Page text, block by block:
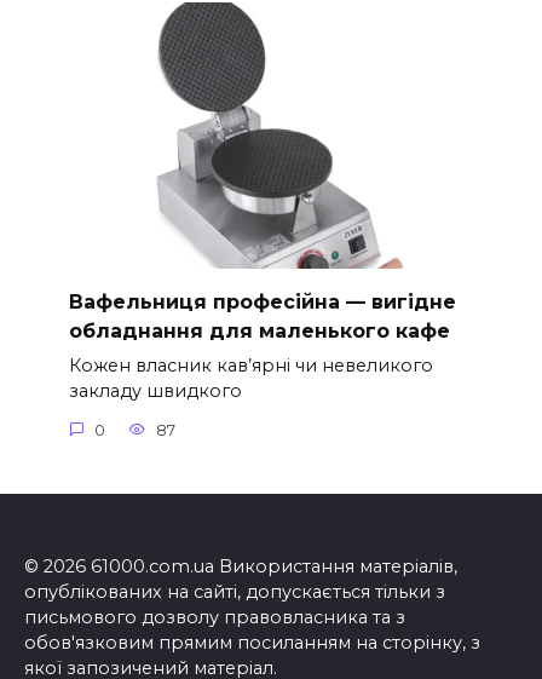
Вафельниця професійна — вигідне
обладнання для маленького кафе
Кожен власник кав’ярні чи невеликого
закладу швидкого
0 87
© 2026 61000.com.ua Використання матеріалів,
опублікованих на сайті, допускається тільки з
письмового дозволу правовласника та з
обов'язковим прямим посиланням на сторінку, з
якої запозичений матеріал.